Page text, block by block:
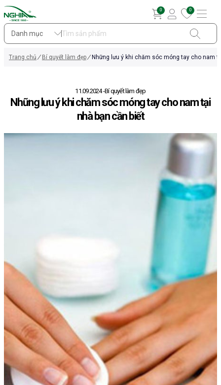
Danh mục
0 0
Trang chủ Bí quyết làm đẹp Những lưu ý khi chăm sóc móng tay cho nam
11.09.2024 Bí quyết làm đẹp
Những lưu ý khi chăm sóc móng tay cho nam tại
nhà bạn cần biết